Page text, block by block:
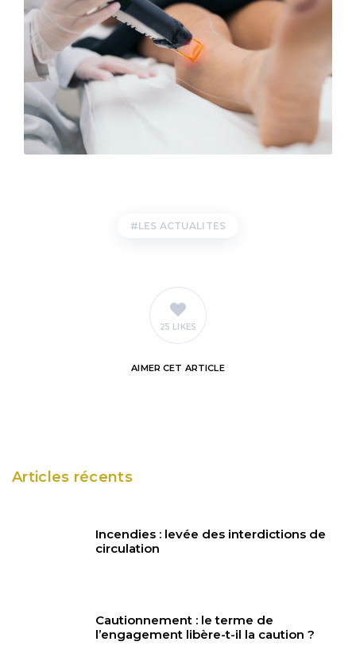
LES ACTUALITES
25 LIKES
AIMER CET ARTICLE
Articles récents
Incendies : levée des interdictions de
circulation
Cautionnement : le terme de
l’engagement libère-t-il la caution ?